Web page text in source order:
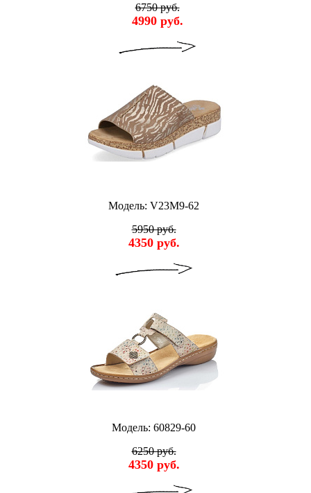
6750 руб.
4990 руб.
Модель: V23M9-62
5950 руб.
4350 руб.
Модель: 60829-60
6250 руб.
4350 руб.